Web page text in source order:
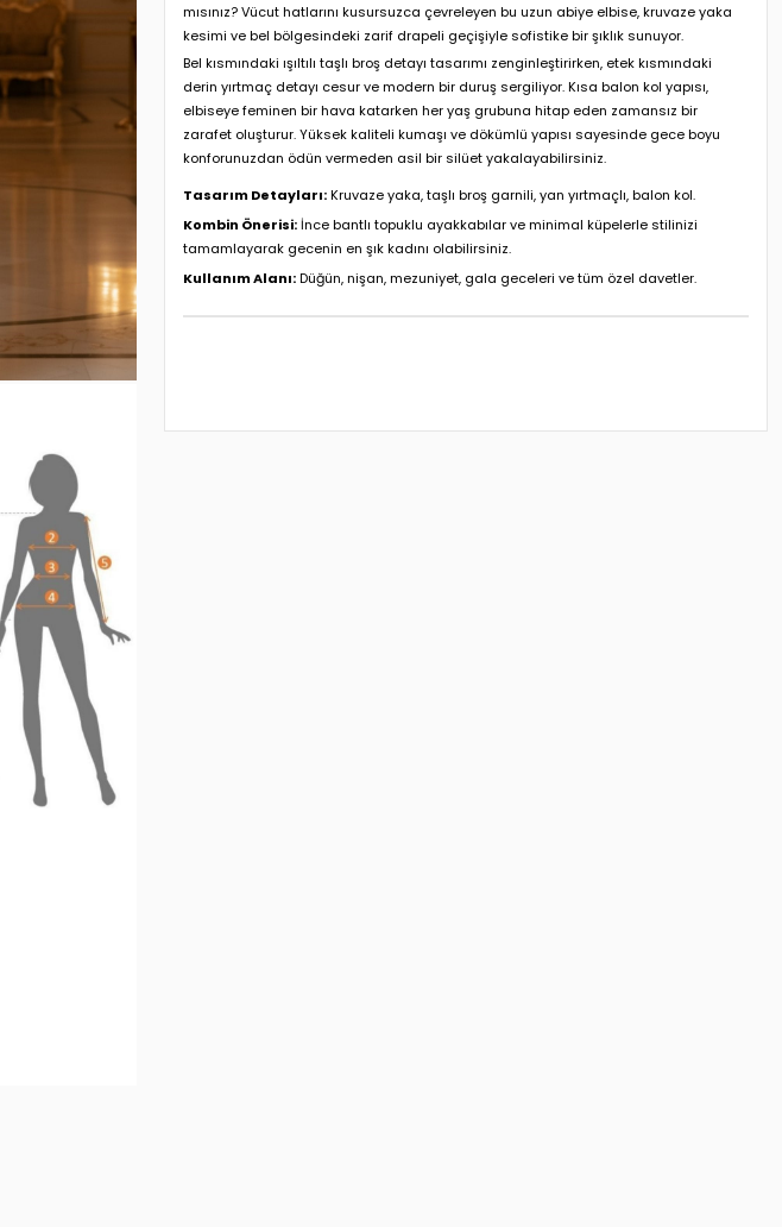
mısınız? Vücut hatlarını kusursuzca çevreleyen bu uzun abiye elbise, kruvaze yaka
kesimi ve bel bölgesindeki zarif drapeli geçişiyle sofistike bir şıklık sunuyor.
Bel kısmındaki ışıltılı taşlı broş detayı tasarımı zenginleştirirken, etek kısmındaki
derin yırtmaç detayı cesur ve modern bir duruş sergiliyor. Kısa balon kol yapısı,
elbiseye feminen bir hava katarken her yaş grubuna hitap eden zamansız bir
zarafet oluşturur. Yüksek kaliteli kumaşı ve dökümlü yapısı sayesinde gece boyu
konforunuzdan ödün vermeden asil bir silüet yakalayabilirsiniz.
Tasarım Detayları:Kruvaze yaka, taşlı broş garnili, yan yırtmaçlı, balon kol.
Kombin Önerisi:İnce bantlı topuklu ayakkabılar ve minimal küpelerle stilinizi
tamamlayarak gecenin en şık kadını olabilirsiniz.
Kullanım Alanı:Düğün, nişan, mezuniyet, gala geceleri ve tüm özel davetler.